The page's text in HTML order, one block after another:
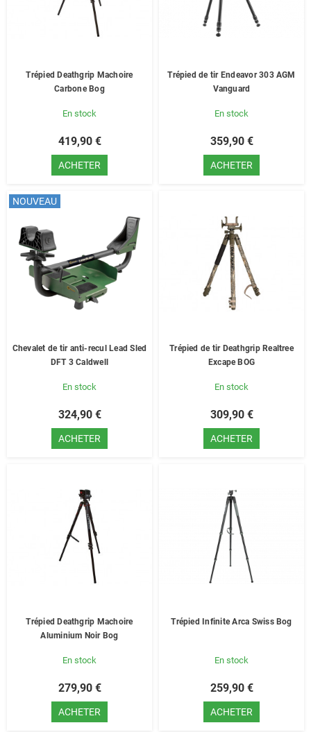
Trépied Deathgrip Machoire
Carbone Bog
En stock
419,90 €
ACHETER
Trépied de tir Endeavor 303 AGM
Vanguard
En stock
359,90 €
ACHETER
NOUVEAU
Chevalet de tir anti-recul Lead Sled
DFT 3 Caldwell
En stock
324,90 €
ACHETER
Trépied de tir Deathgrip Realtree
Excape BOG
En stock
309,90 €
ACHETER
Trépied Deathgrip Machoire
Aluminium Noir Bog
En stock
279,90 €
ACHETER
Trépied Infinite Arca Swiss Bog
En stock
259,90 €
ACHETER